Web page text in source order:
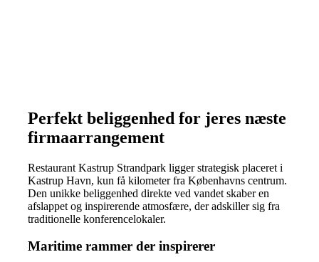
Perfekt beliggenhed for jeres næste
firmaarrangement
Restaurant Kastrup Strandpark ligger strategisk placeret i
Kastrup Havn, kun få kilometer fra Københavns centrum.
Den unikke beliggenhed direkte ved vandet skaber en
afslappet og inspirerende atmosfære, der adskiller sig fra
traditionelle konferencelokaler.
Maritime rammer der inspirerer